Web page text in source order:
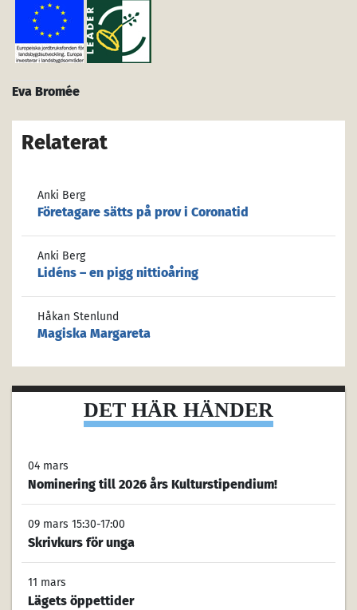
Eva Bromée
Relaterat
Anki Berg
Företagare sätts på prov i Coronatid
Anki Berg
Lidéns – en pigg nittioåring
Håkan Stenlund
Magiska Margareta
DET HÄR HÄNDER
04 mars
Nominering till 2026 års Kulturstipendium!
09 mars 15:30-17:00
Skrivkurs för unga
11 mars
Lägets öppettider